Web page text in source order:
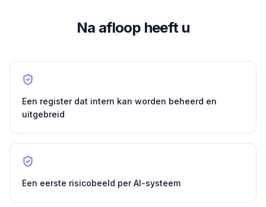
Na afloop heeft u
Een register dat intern kan worden beheerd en
uitgebreid
Een eerste risicobeeld per AI-systeem